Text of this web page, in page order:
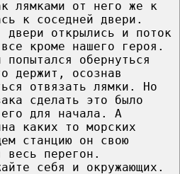
лямками от него же к
к соседней двери.
двери открылись и поток
кроме нашего героя.
обернуться
держит, осознав
отвязать лямки. Но
сделать это было
для начала. А
каких то морских
станцию он свою
весь перегон.
себя и окружающих.